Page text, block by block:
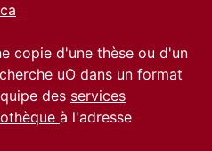
copie d'une thèse ou d'un
uO dans un format
des services
à l'adresse